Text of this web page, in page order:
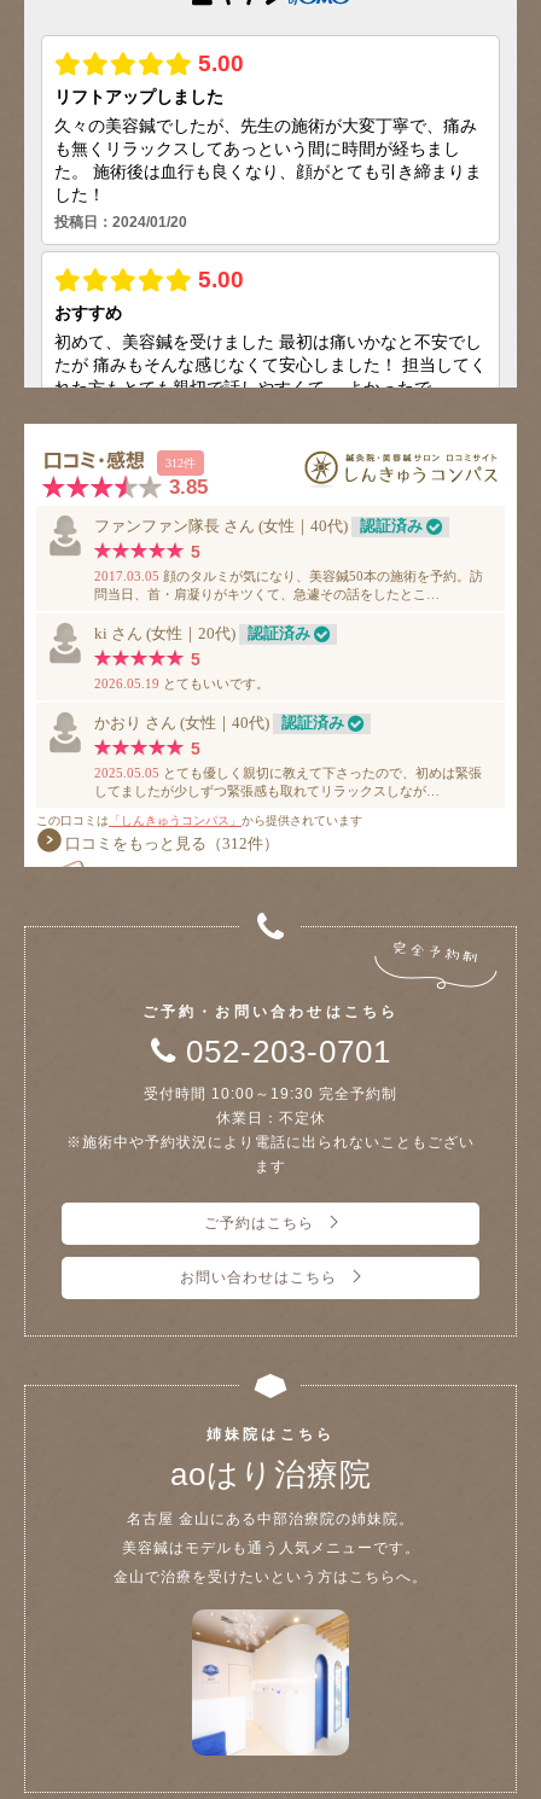
ご予約・お問い合わせはこちら
052-203-0701
受付時間 10:00～19:30 完全予約制
休業日：不定休
※施術中や予約状況により電話に出られないこともござい
ます
ご予約はこちら
お問い合わせはこちら
姉妹院はこちら
aoはり治療院
名古屋 金山にある中部治療院の姉妹院。
美容鍼はモデルも通う人気メニューです。
金山で治療を受けたいという方はこちらへ。